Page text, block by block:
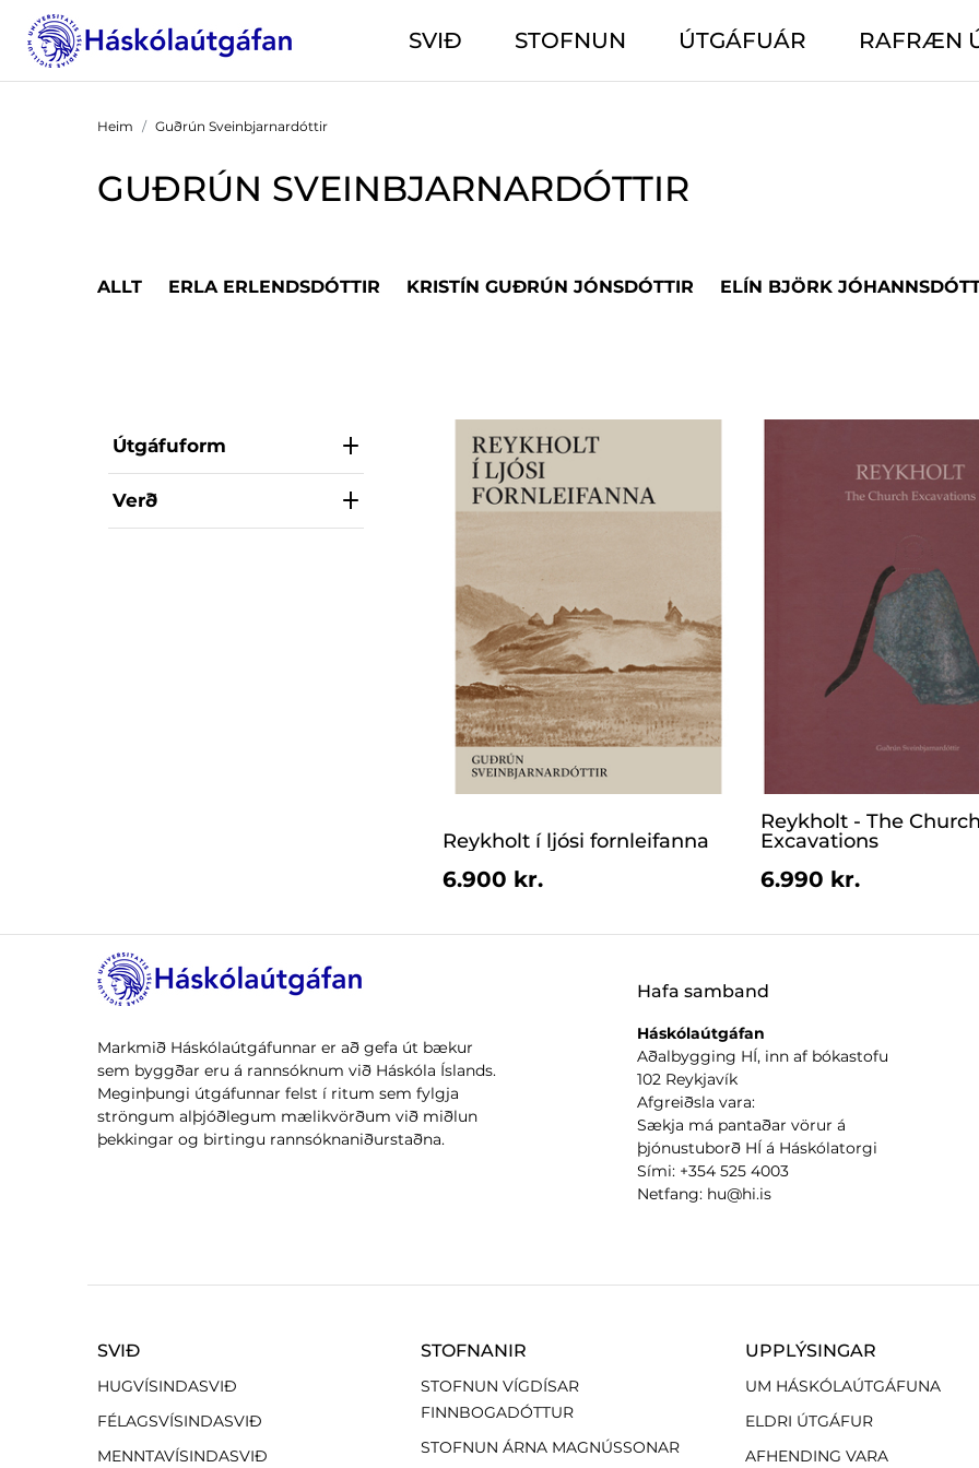
SVIÐ STOFNUN ÚTGÁFUÁR RAFRÆN
Heim Guðrún Sveinbjarnardóttir
GUÐRÚN SVEINBJARNARDÓTTIR
ALLT ERLA ERLENDSDÓTTIR KRISTÍN GUÐRÚN JÓNSDÓTTIR ELÍN BJÖRK
Útgáfuform
Verð
Reykholt í ljósi fornleifanna
6.900 kr.
Reykholt - The
Excavations
6.990 kr.
Markmið Háskólaútgáfunnar er að gefa út bækur
sem byggðar eru á rannsóknum við Háskóla Íslands.
Meginþungi útgáfunnar felst í ritum sem fylgja
ströngum alþjóðlegum mælikvörðum við miðlun
þekkingar og birtingu rannsóknaniðurstaðna.
Hafa samband
Háskólaútgáfan
Aðalbygging HÍ, inn af bókastofu
102 Reykjavík
Afgreiðsla vara:
Sækja má pantaðar vörur á
þjónustuborð HÍ á Háskólatorgi
Sími: +354 525 4003
Netfang: hu@hi.is
SVIÐ
HUGVÍSINDASVIÐ
FÉLAGSVÍSINDASVIÐ
MENNTAVÍSINDASVIÐ
STOFNANIR
STOFNUN VÍGDÍSAR
FINNBOGADÓTTUR
STOFNUN ÁRNA MAGNÚSSONAR
UPPLÝSINGAR
UM HÁSKÓLAÚTGÁFUNA
ELDRI ÚTGÁFUR
AFHENDING VARA